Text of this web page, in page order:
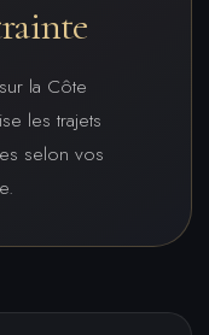
la Côte
les trajets
selon vos